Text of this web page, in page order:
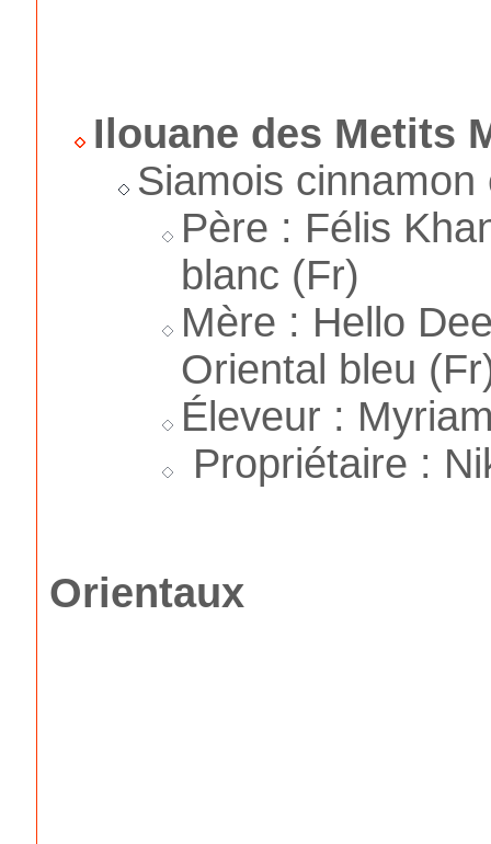
Ilouane des Metits
Siamois
Père : Félis
blanc (Fr)
Mère : Hello
Oriental bleu
Éleveur :
Propriétaire :
Orientaux